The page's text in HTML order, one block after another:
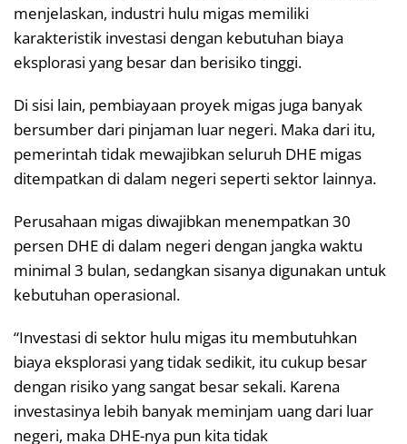
menjelaskan, industri hulu migas memiliki
karakteristik investasi dengan kebutuhan biaya
eksplorasi yang besar dan berisiko tinggi.
Di sisi lain, pembiayaan proyek migas juga banyak
bersumber dari pinjaman luar negeri. Maka dari itu,
pemerintah tidak mewajibkan seluruh DHE migas
ditempatkan di dalam negeri seperti sektor lainnya.
Perusahaan migas diwajibkan menempatkan 30
persen DHE di dalam negeri dengan jangka waktu
minimal 3 bulan, sedangkan sisanya digunakan untuk
kebutuhan operasional.
“Investasi di sektor hulu migas itu membutuhkan
biaya eksplorasi yang tidak sedikit, itu cukup besar
dengan risiko yang sangat besar sekali. Karena
investasinya lebih banyak meminjam uang dari luar
negeri, maka DHE-nya pun kita tidak